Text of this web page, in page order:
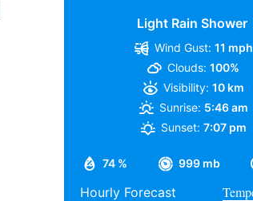
Light Rain Shower
74 % 999 mb
Wind Gust: 11 mph
Clouds: 100%
Visibility: 10 km
Sunrise: 5:46 am
Sunset: 7:07 pm
Hourly Forecast